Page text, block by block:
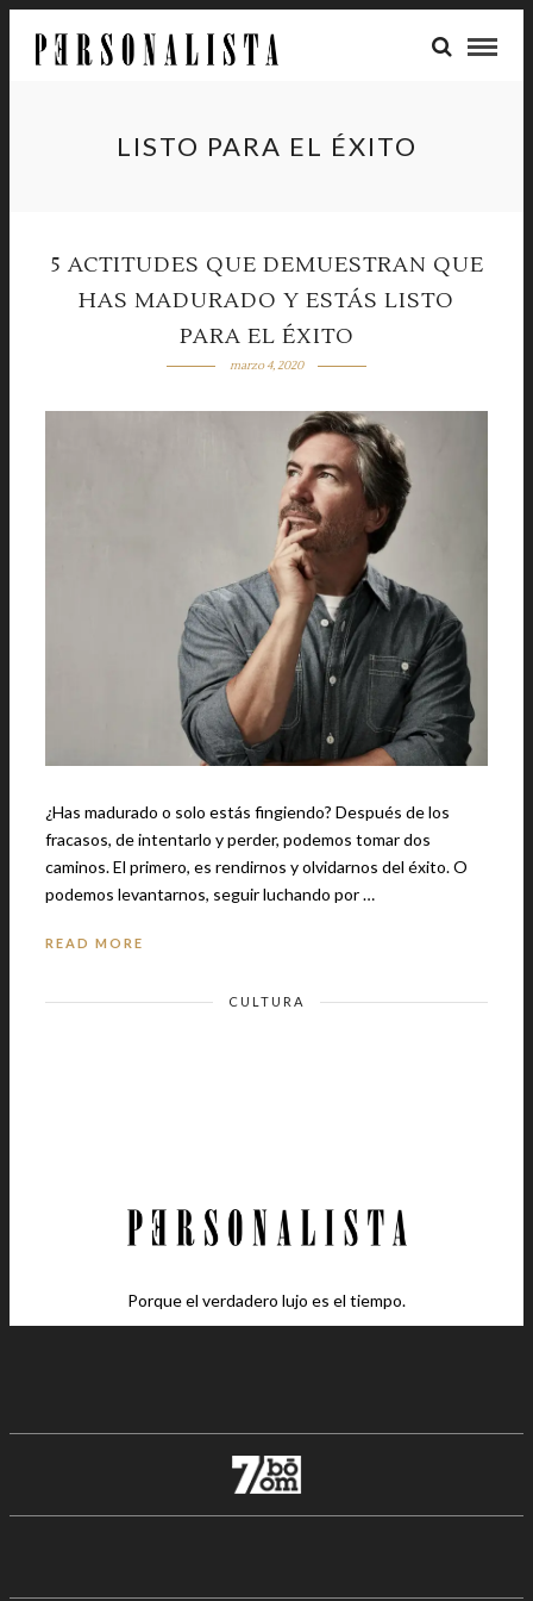
LISTO PARA EL ÉXITO
5 ACTITUDES QUE DEMUESTRAN QUE
HAS MADURADO Y ESTÁS LISTO
PARA EL ÉXITO
marzo 4, 2020
¿Has madurado o solo estás fingiendo? Después de los
fracasos, de intentarlo y perder, podemos tomar dos
caminos. El primero, es rendirnos y olvidarnos del éxito. O
podemos levantarnos, seguir luchando por …
READ MORE
CULTURA
Porque el verdadero lujo es el tiempo.